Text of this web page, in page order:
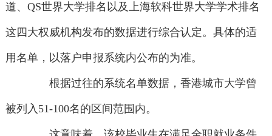
道、QS世界大学排名以及上海软科世界大学学术排名
这四大权威机构发布的数据进行综合认定。具体的适
用名单，以落户申报系统内公布的为准。
根据过往的系统名单数据，香港城市大学曾
被列入51-100名的区间范围内。